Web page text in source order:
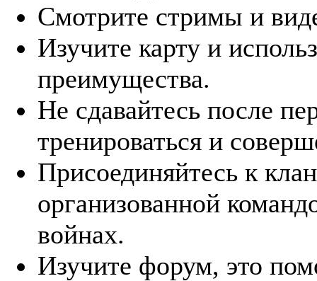
Смотрите стримы и
Изучите карту и
преимущества.
Не сдавайтесь после
тренироваться и
Присоединяйтесь к
организованной
войнах.
Изучите форум, это